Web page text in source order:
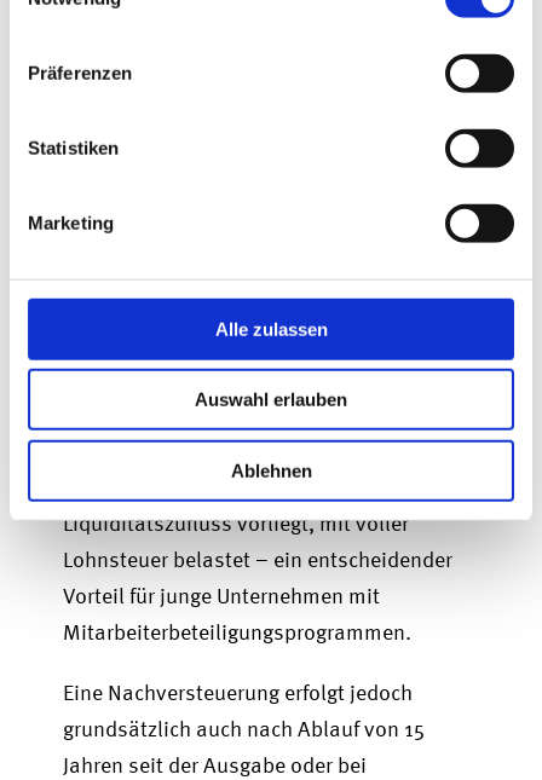
Präferenzen
Statistiken
Marketing
Alle zulassen
Auswahl erlauben
Ablehnen
Steuerstundung nach §
19a EStG?
begünstigte Vermögensbeteiligung
geldwerte Vorteil im Zeitpunkt der
Zuteilung, die Lohnsteuer kann jedoch bis
zur Veräußerung oder sonstigen
Realisierung aufgeschoben werden. Damit
werden Mitarbeitende nicht schon beim
Liquiditätszufluss vorliegt, mit voller
Lohnsteuer belastet – ein entscheidender
Vorteil für junge Unternehmen mit
Mitarbeiterbeteiligungsprogrammen.
Eine Nachversteuerung erfolgt jedoch
grundsätzlich auch nach Ablauf von 15
Jahren seit der Ausgabe oder bei